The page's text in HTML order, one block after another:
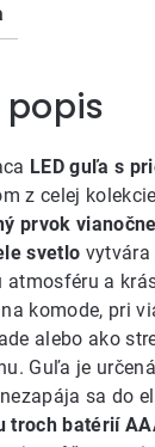
popis
LED guľa s
z celej
prvok
svetlo vytvára
a
komode, pri
alebo ako
Guľa je
sa do
troch batérií